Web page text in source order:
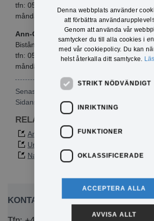
tfn: 0571-180719
måndag-fredag, kl 08.00-09.00
Ann-Charlotte Jegerhammar
Biståndshandläggare
tfn: 05
71-180719
måndag-fredag, kl 08.00-09.00
Senast publicerad: 2026-03-12
Sidansvarig:
Maria Svensson
RELATERAD INFORMATION
Anhörigas riksförbund
Ung anhörig
Nationellt kompetenscentrum anhöriga
KONTAKTA OSS
Denna webbplats använder
att förbättra
Genom att använda vår
samtycker du till alla cookies i
med vår cookiepolicy. Du kan
helst återkalla ditt samtycke.
STRIKT NÖDVÄNDIGT
INRIKTNING
FUNKTIONER
OKLASSIFICERADE
ACCEPTERA ALLA
AVVISA ALLT